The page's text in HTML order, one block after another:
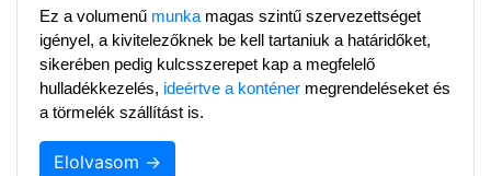
Ez a volumenű munka magas szintű szervezettséget
igényel, a kivitelezőknek be kell tartaniuk a határidőket,
sikerében pedig kulcsszerepet kap a megfelelő
hulladékkezelés, ideértve a konténer megrendeléseket és
a törmelék szállítást is.
Elolvasom →